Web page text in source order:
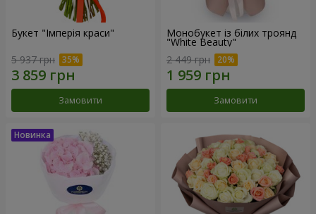
Букет "Імперія краси"
5 937 грн
Замовити
Монобукет із білих троянд
"White Beauty"
2 449 грн
Замовити